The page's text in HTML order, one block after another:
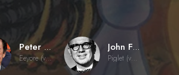
Peter Cullen
Eeyore (voice)
John Fiedler
Piglet (voice)